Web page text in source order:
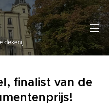
dekenij
finalist van de